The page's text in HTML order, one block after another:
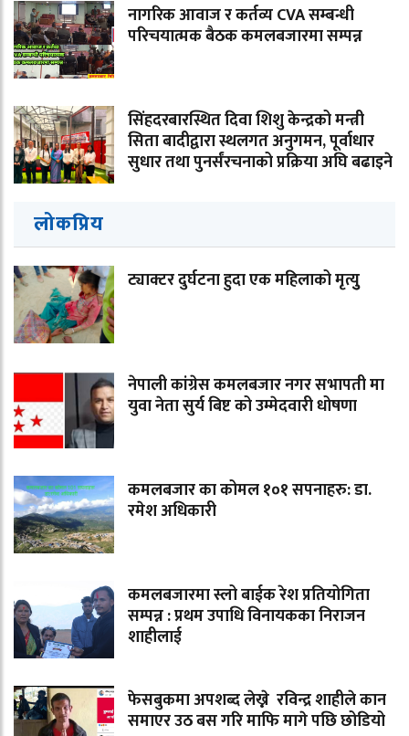
नागरिक आवाज र कर्तव्य CVA सम्बन्धी
परिचयात्मक बैठक कमलबजारमा सम्पन्न
सिंहदरबारस्थित दिवा शिशु केन्द्रको मन्त्री
सिता बादीद्वारा स्थलगत अनुगमन, पूर्वाधार
सुधार तथा पुनर्संरचनाको प्रक्रिया अघि बढाइने
लोकप्रिय
ट्याक्टर दुर्घटना हुदा एक महिलाको मृत्युु
नेपाली कांग्रेस कमलबजार नगर सभापती मा
युवा नेता सुर्य बिष्ट को उम्मेदवारी धोषणा
कमलबजार का कोमल १०१ सपनाहरु: डा.
रमेश अधिकारी
कमलबजारमा स्लो बाईक रेश प्रतियोगिता
सम्पन्न : प्रथम उपाधि विनायकका निराजन
शाहीलाई
फेसबुकमा अपशब्द लेख्ने रविन्द्र शाहीले कान
समाएर उठ बस गरि माफि मागे पछि छोडियो